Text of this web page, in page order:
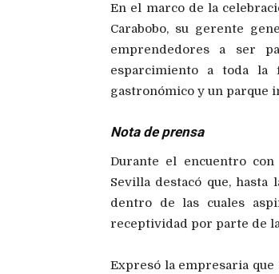
En el marco de la
Carabobo, su gerente
emprendedores a ser
esparcimiento a toda la
gastronómico y un parque
Nota de prensa
Durante el encuentro
Sevilla destacó que,
dentro de las cuales
receptividad por parte de
Expresó la empresaria que